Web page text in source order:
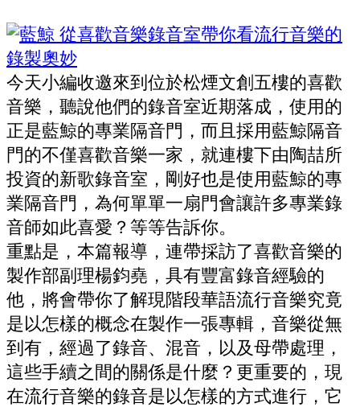
今天小編收邀來到位於松煙文創五樓的喜歡
音樂，聽說他們的錄音室近期落成，使用的
正是藍鯨的專業隔音門，而且採用藍鯨隔音
門的不僅喜歡音樂一家，就連樓下由陶喆所
投資的新歌錄音室，剛好也是使用藍鯨的專
業隔音門，為何單單一扇門會讓許多專業錄
音師如此喜愛？等等告訴你。
重點是，本篇報導，連帶採訪了喜歡音樂的
製作部副理楊鈞堯，具有豐富錄音經驗的
他，將會帶你了解現階段華語流行音樂究竟
是以怎樣的概念在製作一張專輯，音樂從無
到有，經過了錄音、混音，以及母帶處理，
這些手續之間的關係是什麼？更重要的，現
在流行音樂的錄音是以怎樣的方式進行，它